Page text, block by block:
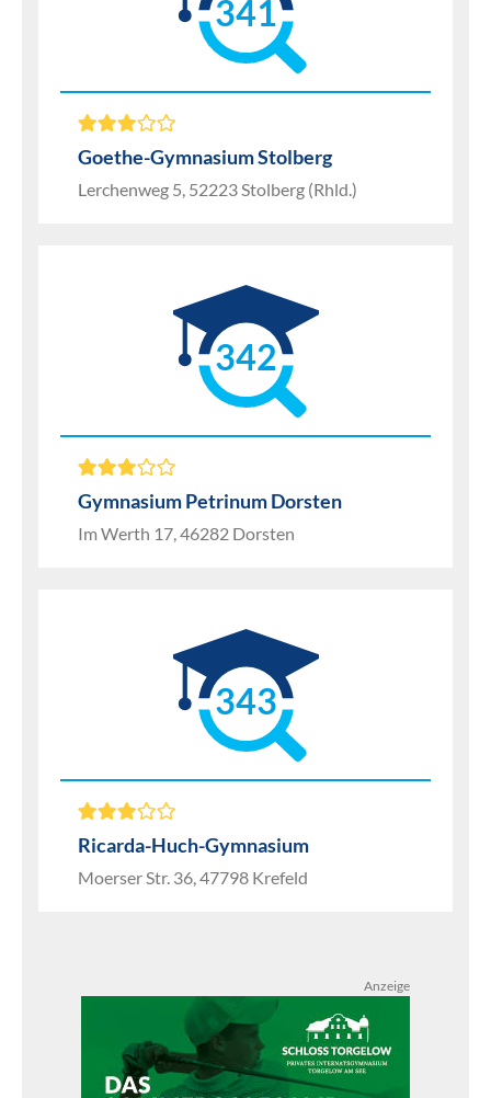
341
Goethe-Gymnasium Stolberg
Lerchenweg 5, 52223 Stolberg (Rhld.)
342
Gymnasium Petrinum Dorsten
Im Werth 17, 46282 Dorsten
343
Ricarda-Huch-Gymnasium
Moerser Str. 36, 47798 Krefeld
Anzeige